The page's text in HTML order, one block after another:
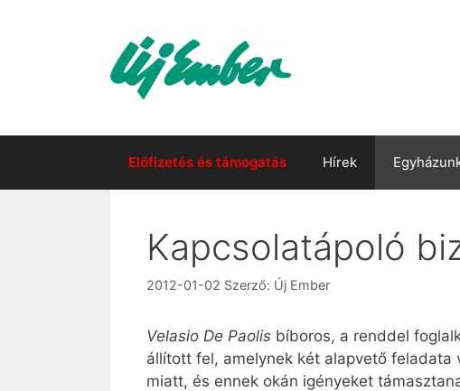
Előfizetés és támogatás Hírek
Kapcsolatápoló
2012-01-02 Szerző: Új Ember
Velasio De Paolis bíboros, a renddel
állított fel, amelynek két alapvető feladata
miatt, és ennek okán igényeket